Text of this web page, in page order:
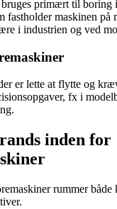
primært til boring
fastholder maskinen på
i industrien og ved
er lette at flytte og
fx i
inden for
rummer